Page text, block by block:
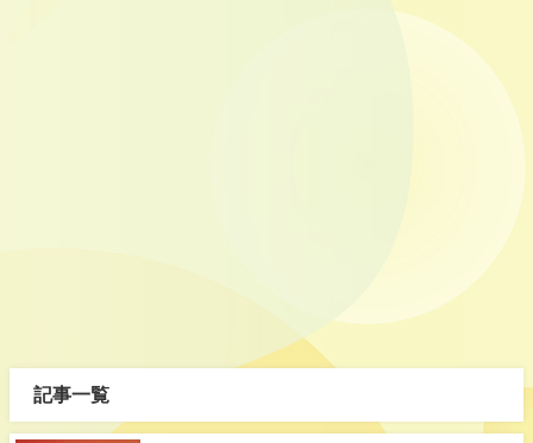
記事一覧